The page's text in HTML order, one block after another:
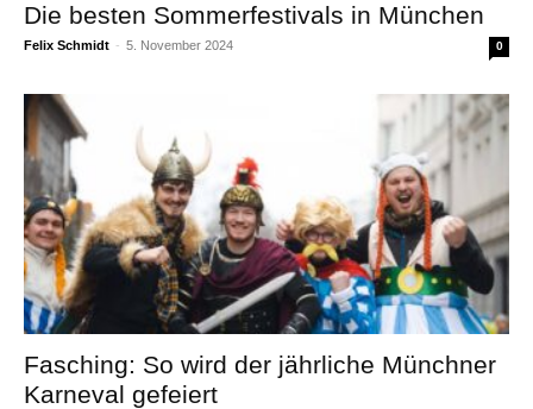
Die besten Sommerfestivals in München
Felix Schmidt - 5. November 2024 0
Fasching: So wird der jährliche Münchner
Karneval gefeiert